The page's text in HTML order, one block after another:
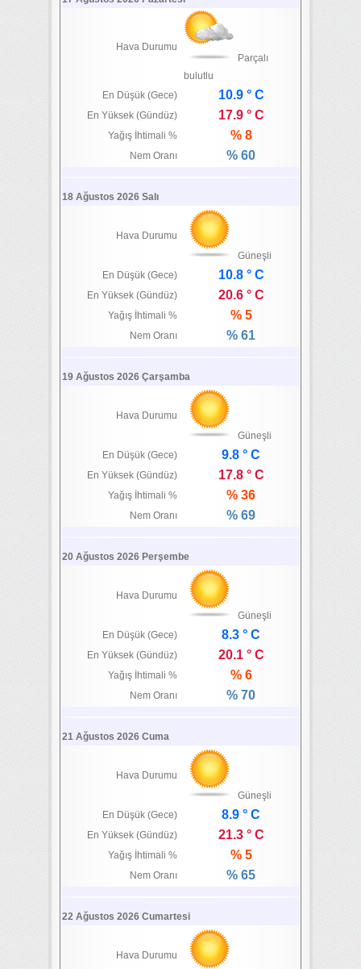
Hava Durumu
Parçalı
bulutlu
En Düşük (Gece)
10.9 ° C
En Yüksek (Gündüz) 17.9 ° C
Yağış İhtimali % % 8
Nem Oranı % 60
18 Ağustos 2026 Salı
Hava Durumu
Güneşli
En Düşük (Gece)
10.8 ° C
En Yüksek (Gündüz) 20.6 ° C
Yağış İhtimali % % 5
Nem Oranı % 61
19 Ağustos 2026 Çarşamba
Hava Durumu
Güneşli
En Düşük (Gece)
9.8 ° C
En Yüksek (Gündüz) 17.8 ° C
Yağış İhtimali % % 36
Nem Oranı % 69
20 Ağustos 2026 Perşembe
Hava Durumu
Güneşli
En Düşük (Gece)
8.3 ° C
En Yüksek (Gündüz) 20.1 ° C
Yağış İhtimali % % 6
Nem Oranı % 70
21 Ağustos 2026 Cuma
Hava Durumu
Güneşli
En Düşük (Gece)
8.9 ° C
En Yüksek (Gündüz) 21.3 ° C
Yağış İhtimali % % 5
Nem Oranı % 65
22 Ağustos 2026 Cumartesi
Hava Durumu